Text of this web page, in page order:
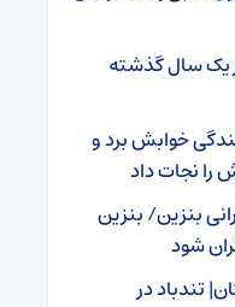
یک سال گذشته
رانندگی خوابش برد و
را نجات داد
بنزین/ بنزین
شود
و برق در ۱۹ استان| تندباد در